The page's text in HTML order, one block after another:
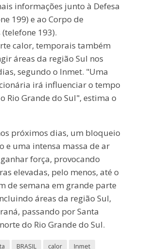
informações junto à Defesa
199) e ao Corpo de
193).
calor, temporais também
áreas da região Sul nos
segundo o Inmet. "Uma
irá influenciar o tempo
Rio Grande do Sul", estima o
próximos dias, um bloqueio
e uma intensa massa de ar
força, provocando
elevadas, pelo menos, até o
de semana em grande parte
áreas da região Sul,
passando por Santa
do Rio Grande do Sul.
BRASIL calor Inmet